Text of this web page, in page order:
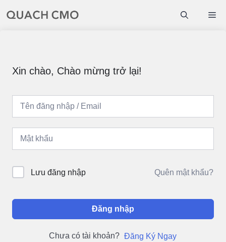
đến
Xin chào, Chào mừng trở lại!
Lưu đăng nhập Quên mật khẩu?
Đăng nhập
Chưa có tài khoản? Đăng Ký Ngay